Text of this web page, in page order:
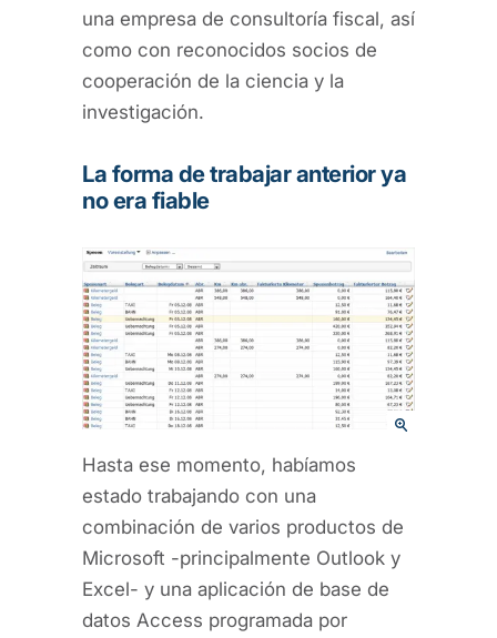
una empresa de consultoría fiscal, así
como con reconocidos socios de
cooperación de la ciencia y la
investigación.
La forma de trabajar anterior ya
no era fiable
Hasta ese momento, habíamos
estado trabajando con una
combinación de varios productos de
Microsoft -principalmente Outlook y
Excel- y una aplicación de base de
datos Access programada por